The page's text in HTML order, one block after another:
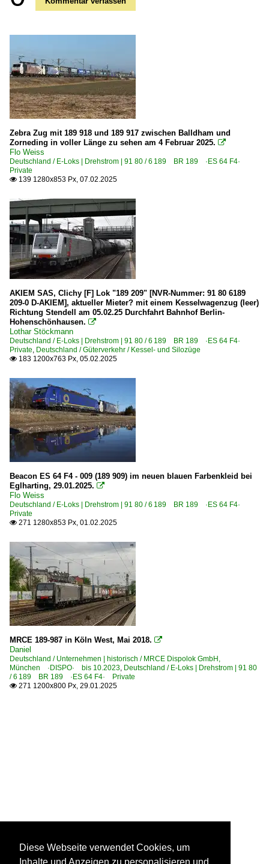
Zebra Zug mit 189 918 und 189 917 zwischen Balldham und
Zorneding in voller Länge zu sehen am 4 Februar 2025. 
Flo Weiss
Deutschland / E-Loks | Drehstrom | 91 80 / 6 189 BR 189 ·ES 64 F4·
Private
 139 1280x853 Px, 07.02.2025
AKIEM SAS, Clichy [F] Lok "189 209" [NVR-Nummer: 91 80 6189
209-0 D-AKIEM], aktueller Mieter? mit einem Kesselwagenzug (leer)
Richtung Stendell am 05.02.25 Durchfahrt Bahnhof Berlin-
Hohenschönhausen. 
Lothar Stöckmann
Deutschland / E-Loks | Drehstrom | 91 80 / 6 189 BR 189 ·ES 64 F4·
Private, Deutschland / Güterverkehr / Kessel- und Silozüge
 183 1200x763 Px, 05.02.2025
Beacon ES 64 F4 - 009 (189 909) im neuen blauen Farbenkleid bei
Eglharting, 29.01.2025. 
Flo Weiss
Deutschland / E-Loks | Drehstrom | 91 80 / 6 189 BR 189 ·ES 64 F4·
Private
 271 1280x853 Px, 01.02.2025
MRCE 189-987 in Köln West, Mai 2018. 
Daniel
Deutschland / Unternehmen | historisch / MRCE Dispolok GmbH,
München ·DISPO· bis 10.2023, Deutschland / E-Loks | Drehstrom | 91 80
/ 6 189 BR 189 ·ES 64 F4· Private
 271 1200x800 Px, 29.01.2025
Diese Webseite verwendet Cookies, um